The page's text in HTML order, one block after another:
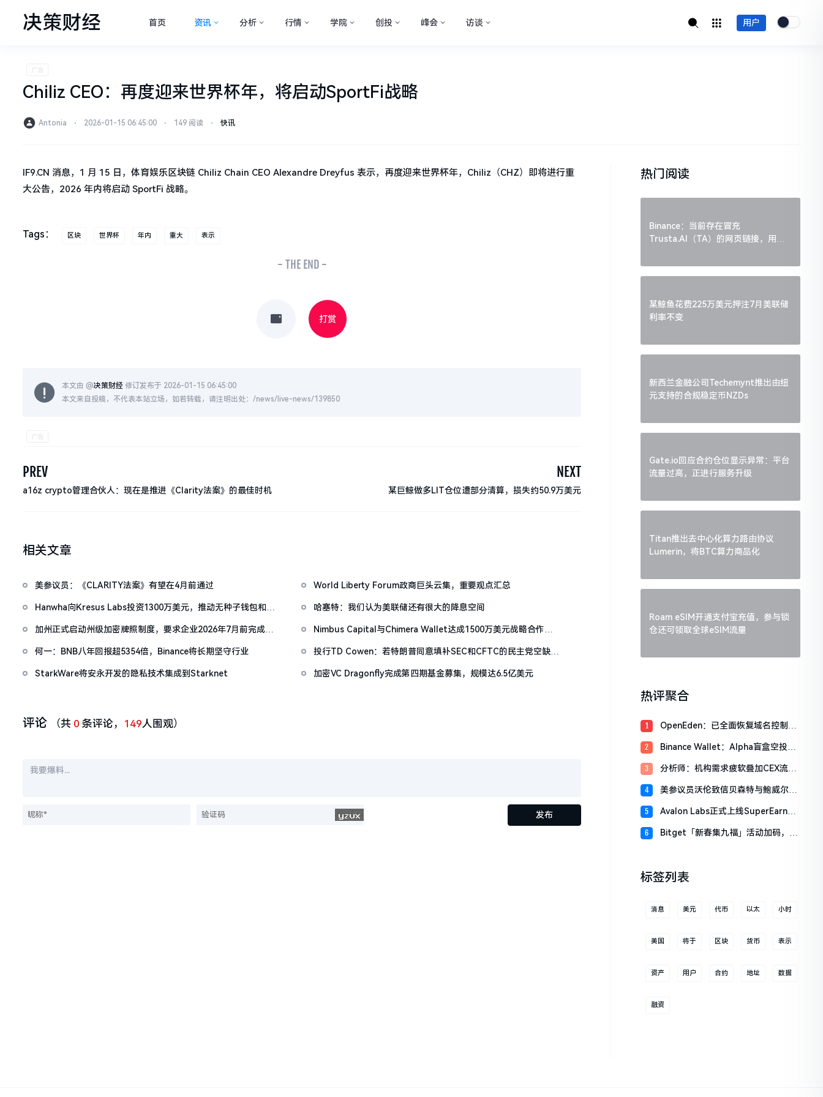
决策财经 首页 资讯 分析 行情 学院 创投 峰会 访谈 用户
Chiliz CEO：再度迎来世界杯年，将启动SportFi战略
Antonia ⋅ 2026-01-15 06:45:00 ⋅ 149 阅读 ⋅ 快讯
IF9.CN 消息，1 月 15 日，体育娱乐区块链 Chiliz Chain CEO Alexandre Dreyfus 表示，再度迎来世界杯年，Chiliz（CHZ）即将进行重
大公告，2026 年内将启动 SportFi 战略。
Tags： 区块 世界杯 年内 重大 表示
- THE END -
打赏
本文由 @决策财经 修订发布于 2026-01-15 06:45:00
本文来自投稿，不代表本站立场，如若转载，请注明出处：/news/live-news/139850
PREV
a16z crypto管理合伙人：现在是推进《Clarity法案》的最佳时机
NEXT
某巨鲸做多LIT仓位遭部分清算，损失约50.9万美元
相关文章
美参议员：《CLARITY法案》有望在4月前通过 World Liberty Forum政商巨头云集，重要观点汇总
Hanwha向Kresus Labs投资1300万美元，推动无种子钱包和
哈塞特：我们认为美联储还有很大的降息空间
加州正式启动州级加密牌照制度，要求企业2026年7月前完成
Nimbus Capital与Chimera Wallet达成1500万美元战略合作，
何一：BNB八年回报超5354倍，Binance将长期坚守行业
投行TD Cowen：若特朗普同意填补SEC和CFTC的民主党空缺席
StarkWare将安永开发的隐私技术集成到Starknet
加密VC Dragonfly完成第四期基金募集，规模达6.5亿美元
评论 （共 0 条评论， 149人围观）
发布
热门阅读
Binance：当前存在冒充
Trusta.AI（TA）的网页链接，用户
某鲸鱼花费225万美元押注7月美联储
利率不变
新西兰金融公司Techemynt推出由纽
元支持的合规稳定币NZDs
Gate.io回应合约仓位显示异常：平台
流量过高，正进行服务升级
Titan推出去中心化算力路由协议
Lumerin，将BTC算力商品化
Roam eSIM开通支付宝充值，参与锁
仓还可领取全球eSIM流量
热评聚合
1
OpenEden：已全面恢复域名控制，
2
Binance Wallet：Alpha盲盒空投将
分
3
分析师：机构需求疲软叠加CEX流入
4
美参议员沃伦致信贝森特与鲍威尔，
行业
5
Avalon Labs正式上线SuperEarn理
6
Bitget「新春集九福」活动加码，报
标签列表
消息 美元 代币 以太 小时
美国 将于 区块 货币 表示
资产 用户 合约 地址 数据
融资